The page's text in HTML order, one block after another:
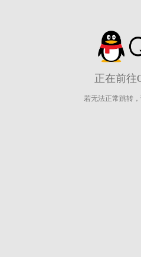
正在前往
若无法正常跳转